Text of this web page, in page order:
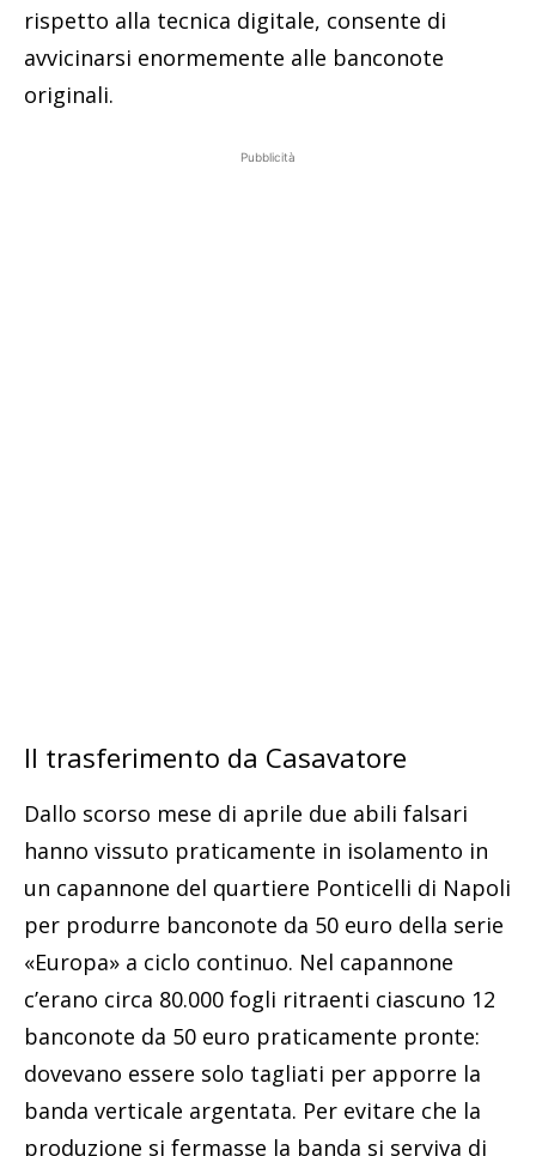
rispetto alla tecnica digitale, consente di
avvicinarsi enormemente alle banconote
originali.
Pubblicità
Il trasferimento da Casavatore
Dallo scorso mese di aprile due abili falsari
hanno vissuto praticamente in isolamento in
un capannone del quartiere Ponticelli di Napoli
per produrre banconote da 50 euro della serie
«Europa» a ciclo continuo. Nel capannone
c’erano circa 80.000 fogli ritraenti ciascuno 12
banconote da 50 euro praticamente pronte:
dovevano essere solo tagliati per apporre la
banda verticale argentata. Per evitare che la
produzione si fermasse la banda si serviva di